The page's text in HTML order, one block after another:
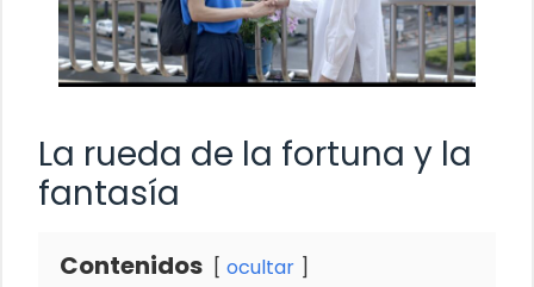
La rueda de la fortuna y la
fantasía
Contenidos ocultar